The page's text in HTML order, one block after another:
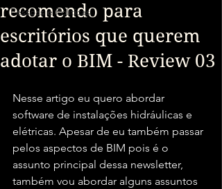
Pessoas e Políticas
recomendo para
escritórios que querem
adotar o BIM - Review 03
Nesse artigo eu quero abordar
software de instalações hidráulicas e
elétricas. Apesar de eu também passar
pelos aspectos de BIM pois é o
assunto principal dessa newsletter,
também vou abordar alguns assuntos